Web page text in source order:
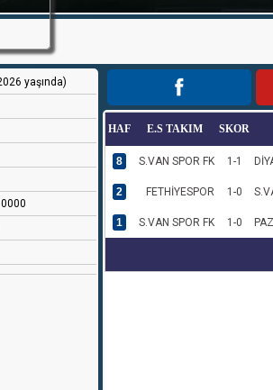
yaşında)
HAF E.S TAKIM SKOR
8 S.VAN SPOR FK 1-1
2 FETHİYESPOR 1-0
1 S.VAN SPOR FK 1-0